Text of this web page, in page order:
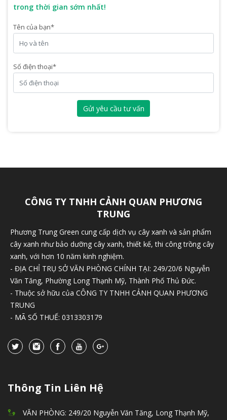
trong thời gian sớm nhất!
Tên của bạn*
Số điện thoại*
Gửi yêu cầu tư vấn
CÔNG TY TNHH CẢNH QUAN PHƯƠNG
TRUNG
Phương Trung Green cung cấp dịch vụ cây xanh và sản phẩm
cây xanh như bảo dưỡng cây xanh, thiết kế, thi công trồng cây
xanh, với hơn 10 năm kinh nghiệm.
- ĐỊA CHỈ TRỤ SỞ VĂN PHÒNG CHÍNH TẠI: 249/20/6 Nguyễn
Văn Tăng, Phường Long Thạnh Mỹ, Thành Phố Thủ Đức.
- Thuộc sở hữu của CÔNG TY TNHH CẢNH QUAN PHƯƠNG
TRUNG
- MÃ SỐ THUẾ: 0313303179
Thông Tin Liên Hệ
VĂN PHÒNG: 249/20 Nguyễn Văn Tăng, Long Thạnh Mỹ,